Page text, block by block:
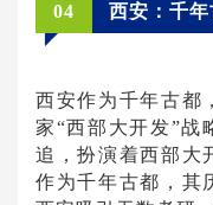
04 西安：千年
西安作为千年古都
家“西部大开发”战
追，扮演着西部大
作为千年古都，其